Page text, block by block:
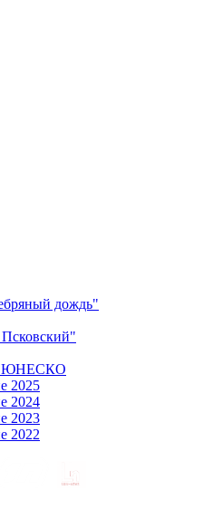
дождь"
ЮНЕСКО
2025
2024
2023
2022